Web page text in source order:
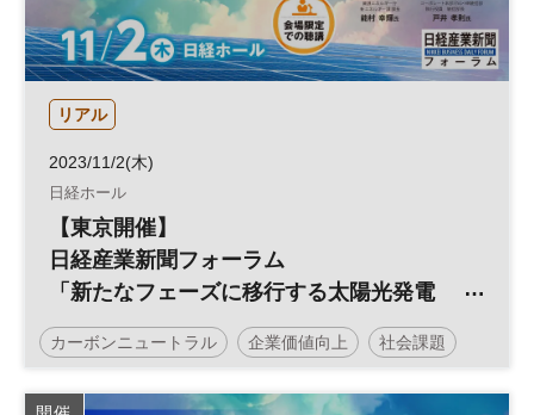
リアル
2023/11/2(木)
日経ホール
【東京開催】
日経産業新聞フォーラム
「新たなフェーズに移行する太陽光発電
～自家消費とPPAを活用し、脱炭素経営の
実現へ～」
カーボンニュートラル 企業価値向上 社会課題
サステナビリティ 企業価値 脱炭素 環境